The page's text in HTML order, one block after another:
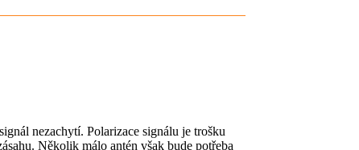
nezachytí. Polarizace signálu je trošku
Několik málo antén však bude potřeba